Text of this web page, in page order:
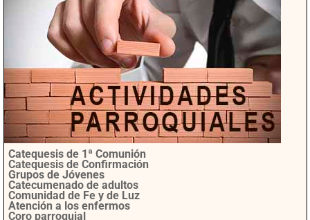
Catequesis de 1ª Comunión
Catequesis de Confirmación
Grupos de Jóvenes
Catecumenado de adultos
Comunidad de Fe y de Luz
Atención a los enfermos
Coro parroquial